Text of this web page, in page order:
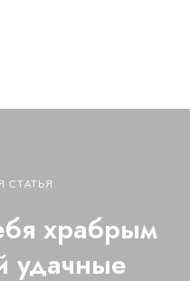
СТАТЬЯ
храбрым
удачные